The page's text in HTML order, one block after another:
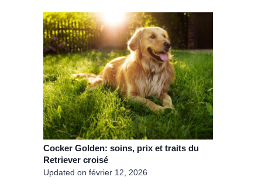
Cocker Golden: soins, prix et traits du
Retriever croisé
Updated on février 12, 2026